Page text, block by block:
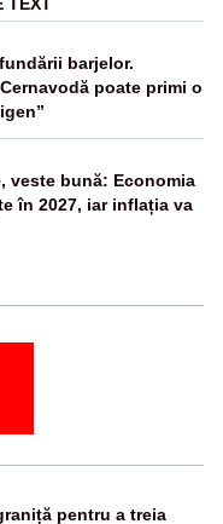
barjelor.
poate primi o
veste bună: Economia
în 2027, iar inflația va
pentru a treia